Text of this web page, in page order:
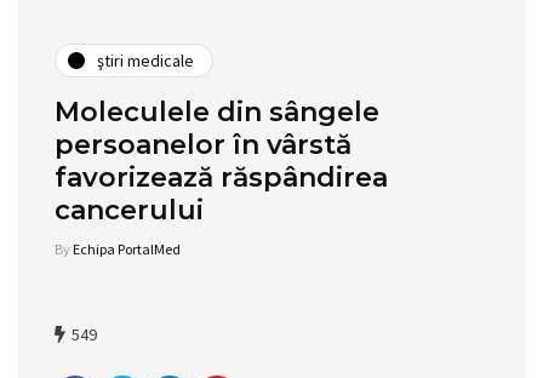
ştiri medicale
Moleculele din sângele
persoanelor în vârstă
favorizează răspândirea
cancerului
By Echipa PortalMed
549